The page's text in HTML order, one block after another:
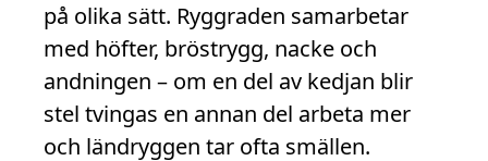
på olika sätt. Ryggraden samarbetar
med höfter, bröstrygg, nacke och
andningen – om en del av kedjan blir
stel tvingas en annan del arbeta mer
och ländryggen tar ofta smällen.